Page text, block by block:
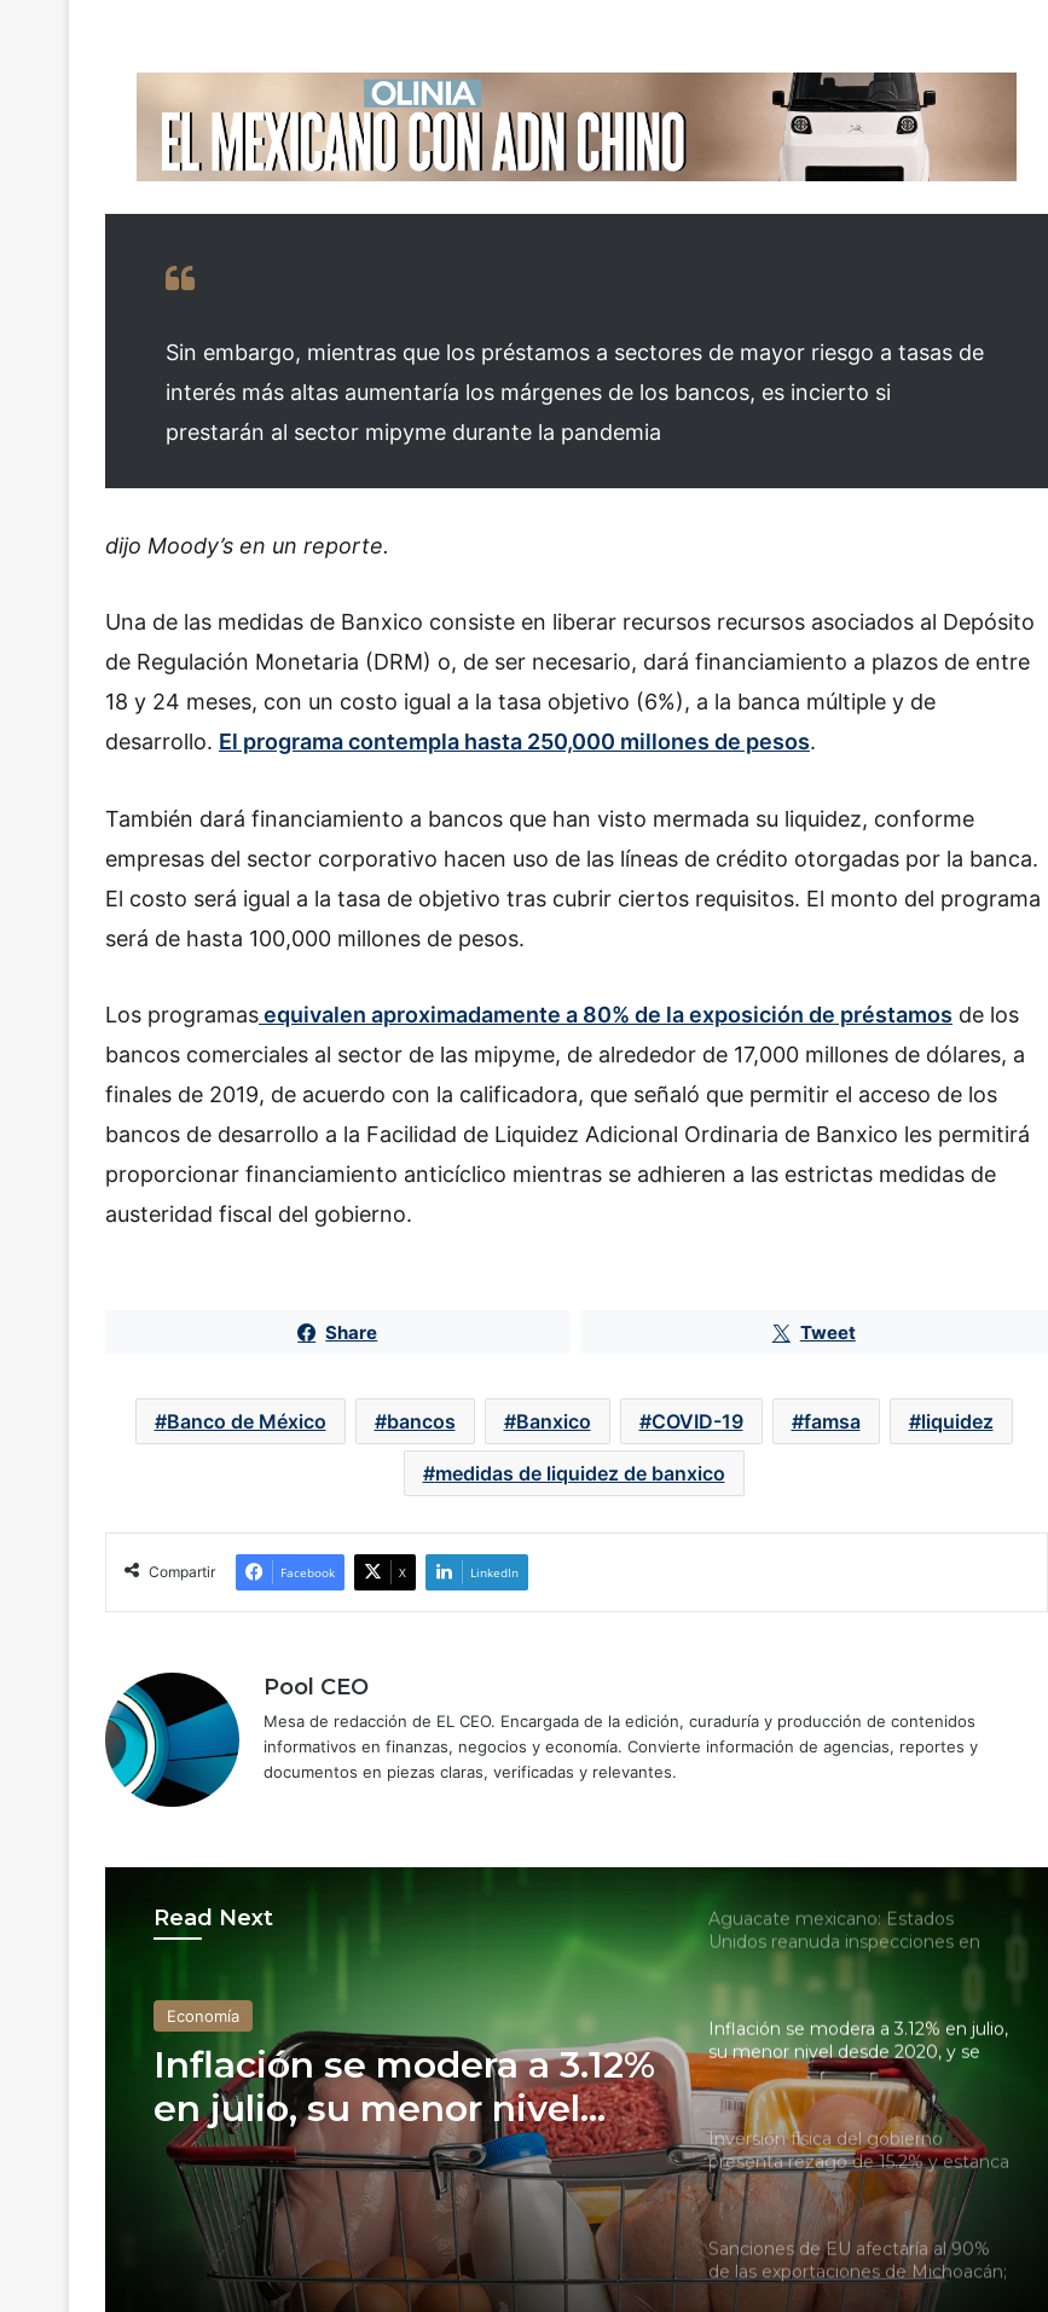
Sin embargo, mientras que los préstamos a sectores de mayor riesgo a tasas de
interés más altas aumentaría los márgenes de los bancos, es incierto si
prestarán al sector mipyme durante la pandemia
dijo Moody’s en un reporte.
Una de las medidas de Banxico consiste en liberar recursos recursos asociados al Depósito
de Regulación Monetaria (DRM) o, de ser necesario, dará financiamiento a plazos de entre
18 y 24 meses, con un costo igual a la tasa objetivo (6%), a la banca múltiple y de
desarrollo. El programa contempla hasta 250,000 millones de pesos.
También dará financiamiento a bancos que han visto mermada su liquidez, conforme
empresas del sector corporativo hacen uso de las líneas de crédito otorgadas por la banca.
El costo será igual a la tasa de objetivo tras cubrir ciertos requisitos. El monto del programa
será de hasta 100,000 millones de pesos.
Los programasequivalen aproximadamente a 80% de la exposición de préstamos de los
bancos comerciales al sector de las mipyme, de alrededor de 17,000 millones de dólares, a
finales de 2019, de acuerdo con la calificadora, que señaló que permitir el acceso de los
bancos de desarrollo a la Facilidad de Liquidez Adicional Ordinaria de Banxico les permitirá
proporcionar financiamiento anticíclico mientras se adhieren a las estrictas medidas de
austeridad fiscal del gobierno.
Share Tweet
Banco de México bancos Banxico COVID-19 famsa liquidez
medidas de liquidez de banxico
Compartir Facebook X LinkedIn
Pool CEO
Mesa de redacción de EL CEO. Encargada de la edición, curaduría y producción de contenidos
informativos en finanzas, negocios y economía. Convierte información de agencias, reportes y
documentos en piezas claras, verificadas y relevantes.
Read Next
Economía
Inflación se modera a 3.12%
en julio, su menor nivel
desde 2020, y se acerca a la
meta de Banxico
El ‘guardadito’ de la 4T sigue sin
recuperarse; está la mitad de lo que
PIB de México: prevé crecimiento
las finanzas públicas con el
Derecho Petrolero para el
Aguacate mexicano: Estados
Unidos reanuda inspecciones en
zonas productoras de Michoacán
Inflación se modera a 3.12% en julio,
su menor nivel desde 2020, y se
acerca a la meta de Banxico
Inversión física del gobierno
presenta rezago de 15.2% y estanca
al Plan México
Sanciones de EU afectaría al 90%
de las exportaciones de Michoacán;
casi 6,000 mdd están en riesgo